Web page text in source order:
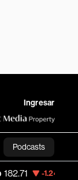
Ingresar
Podcasts
-1.24% Copa